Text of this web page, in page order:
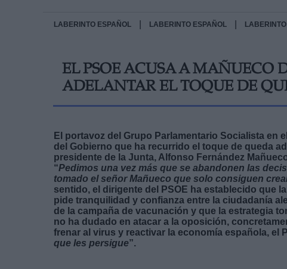
LABERINTO ESPAÑOL LABERINTO ESPAÑOL LABERINTO
EL PSOE ACUSA A MAÑUECO
ADELANTAR EL TOQUE DE
El portavoz del Grupo Parlamentario Socialista en
del Gobierno que ha recurrido el toque de queda
presidente de la Junta, Alfonso Fernández
“Pedimos una vez más que se abandonen las
tomado el señor Mañueco que solo consiguen
sentido, el dirigente del PSOE ha establecido que
pide tranquilidad y confianza entre la ciudadanía
de la campaña de vacunación y que la estrategia
no ha dudado en atacar a la oposición,
frenar al virus y reactivar la economía española, el
que les persigue”.
Destinatarios:
link
Información adicional
link